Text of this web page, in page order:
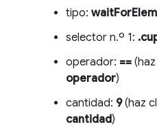
tipo:
selector n.º 1:
operador: ==
operador)
cantidad: 9(haz
cantidad)